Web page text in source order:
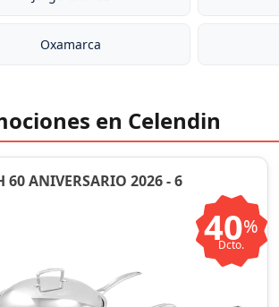
Oxamarca
en Celendin
60 ANIVERSARIO 2026 - 6
40%
Dcto.